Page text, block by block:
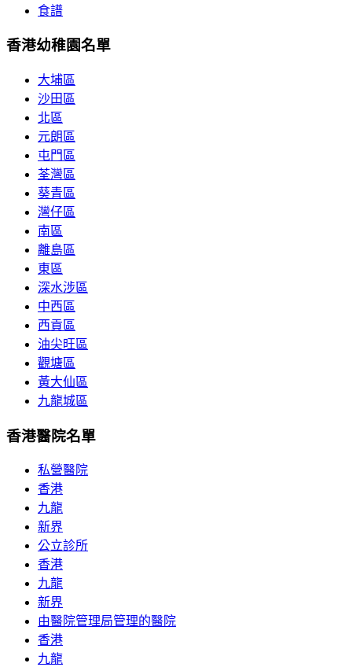
食譜
香港幼稚園名單
大埔區
沙田區
北區
元朗區
屯門區
荃灣區
葵青區
灣仔區
南區
離島區
東區
深水涉區
中西區
西貢區
油尖旺區
觀塘區
黃大仙區
九龍城區
香港醫院名單
私營醫院
香港
九龍
新界
公立診所
香港
九龍
新界
由醫院管理局管理的醫院
香港
九龍